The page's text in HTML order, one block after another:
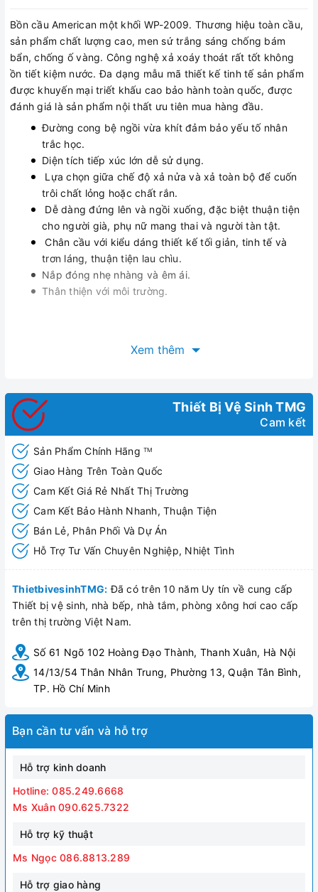
Bồn cầu American một khối WP-2009. Thương hiệu toàn cầu,
sản phẩm chất lượng cao, men sứ trắng sáng chống bám
bẩn, chống ố vàng. Công nghệ xả xoáy thoát rất tốt không
ồn tiết kiệm nước. Đa dạng mẫu mã thiết kế tinh tế sản phẩm
được khuyến mại triết khấu cao bảo hành toàn quốc, được
đánh giá là sản phẩm nội thất ưu tiên mua hàng đầu.
Đường cong bệ ngồi vừa khít đảm bảo yếu tố nhân
trắc học.
Diện tích tiếp xúc lớn dễ sử dụng.
Lựa chọn giữa chế độ xả nửa và xả toàn bộ để cuốn
trôi chất lỏng hoặc chất rắn.
Dễ dàng đứng lên và ngồi xuống, đặc biệt thuận tiện
cho người già, phụ nữ mang thai và người tàn tật.
Chân cầu với kiểu dáng thiết kế tối giản, tinh tế và
trơn láng, thuận tiện lau chìu.
Nắp đóng nhẹ nhàng và êm ái.
Thân thiện với môi trường.
Xem thêm
Thiết Bị Vệ Sinh TMG
Cam kết
Sản Phẩm Chính Hãng TM
Giao Hàng Trên Toàn Quốc
Cam Kết Giá Rẻ Nhất Thị Trường
Cam Kết Bảo Hành Nhanh, Thuận Tiện
Bán Lẻ, Phân Phối Và Dự Án
Hỗ Trợ Tư Vấn Chuyên Nghiệp, Nhiệt Tình
ThietbivesinhTMG: Đã có trên 10 năm Uy tín về cung cấp
Thiết bị vệ sinh, nhà bếp, nhà tắm, phòng xông hơi cao cấp
trên thị trường Việt Nam.
Số 61 Ngõ 102 Hoàng Đạo Thành, Thanh Xuân, Hà Nội
14/13/54 Thân Nhân Trung, Phường 13, Quận Tân Bình,
TP. Hồ Chí Minh
Bạn cần tư vấn và hỗ trợ
Hỗ trợ kinh doanh
Hotline: 085.249.6668
Ms Xuân 090.625.7322
Hỗ trợ kỹ thuật
Ms Ngọc 086.8813.289
Hỗ trợ giao hàng